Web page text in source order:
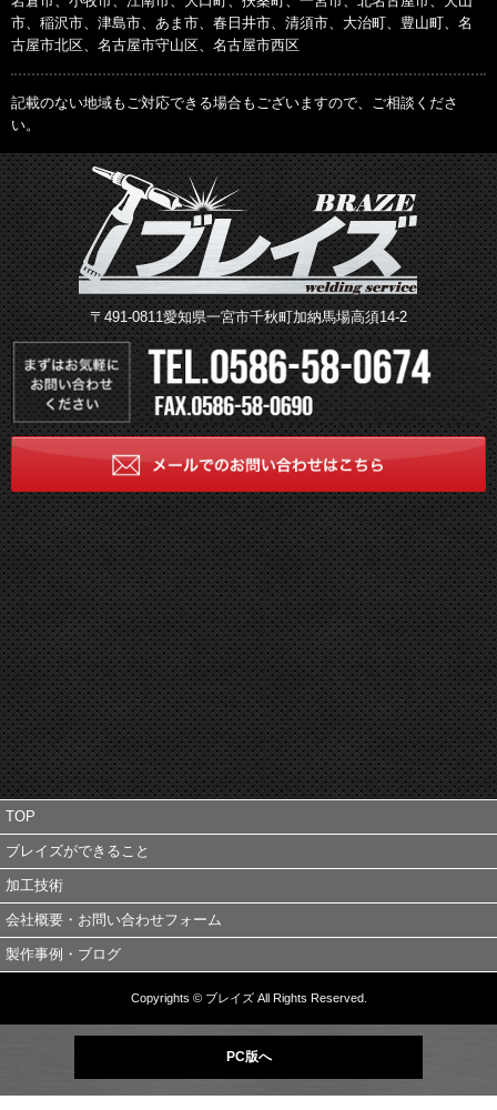
市、稲沢市、津島市、あま市、春日井市、清須市、大治町、豊山町、名
古屋市北区、名古屋市守山区、名古屋市西区
記載のない地域もご対応できる場合もございますので、ご相談くださ
い。
〒491-0811愛知県一宮市千秋町加納馬場高須14-2
TOP
ブレイズができること
加工技術
会社概要・お問い合わせフォーム
製作事例・ブログ
Copyrights © ブレイズ All Rights Reserved.
PC版へ